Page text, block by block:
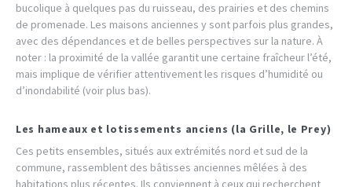
bucolique à quelques pas du ruisseau, des prairies et des chemins
de promenade. Les maisons anciennes y sont parfois plus grandes,
avec des dépendances et de belles perspectives sur la nature. À
noter : la proximité de la vallée garantit une certaine fraîcheur l’été,
mais implique de vérifier attentivement les risques d’humidité ou
d’inondabilité (voir plus bas).
Les hameaux et lotissements anciens (la Grille, le Prey)
Ces petits ensembles, situés aux extrémités nord et sud de la
commune, rassemblent des bâtisses anciennes mêlées à des
habitations plus récentes. Ils conviennent à ceux qui recherchent